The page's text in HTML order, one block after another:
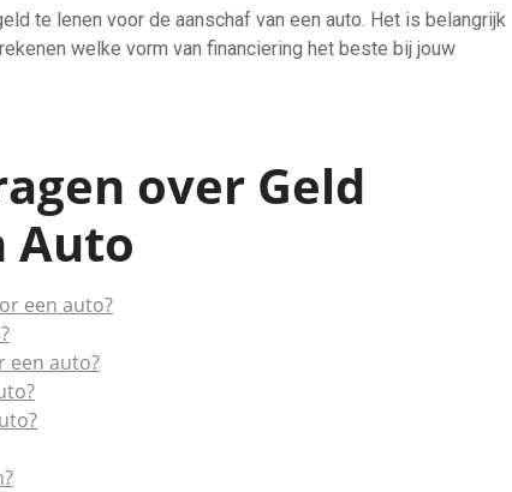
te lenen voor de aanschaf van een auto. Het is belangrijk
welke vorm van financiering het beste bij jouw
over Geld
Auto
een auto?
een auto?